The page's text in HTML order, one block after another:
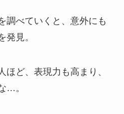
調べていくと、意外にも
発見。
ほど、表現力も高まり、
…。